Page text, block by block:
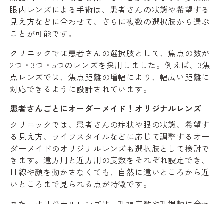
眼内レンズによる手術は、患者さんの状態や希望する
見え方などに合わせて、さらに複数の選択肢から選ぶ
ことが可能です。
クリニックでは患者さんの選択肢として、焦点の数が
2つ・3つ・5つのレンズを採用しました。例えば、3焦
点レンズでは、焦点距離の増幅により、幅広い距離に
対応できるように設計されています。
患者さんごとにオーダーメイド！オリジナルレンズ
クリニックでは、患者さんの症状や眼の状態、希望す
る見え方、ライフスタイルなどに応じて調整するオー
ダーメイドのオリジナルレンズも選択肢として検討で
きます。遠方用と近方用の度数をそれぞれ設定でき、
目線や顔を動かさなくても、自然に遠いところから近
いところまで見られる点が特徴です。